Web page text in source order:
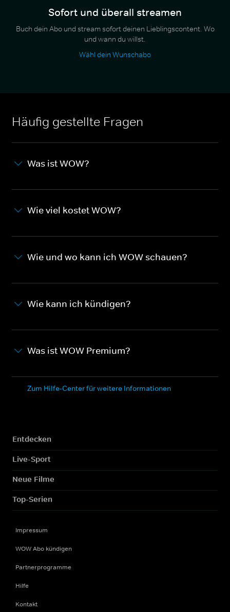
Sofort und überall streamen
Buch dein Abo und stream sofort deinen Lieblingscontent. Wo
und wann du willst.
Wähl dein Wunschabo
Häufig gestellte Fragen
Was ist WOW?
Wie viel kostet WOW?
Wie und wo kann ich WOW schauen?
Wie kann ich kündigen?
Was ist WOW Premium?
Zum Hilfe-Center für weitere Informationen
Entdecken
Live-Sport
Neue Filme
Top-Serien
Impressum
WOW Abo kündigen
Partnerprogramme
Hilfe
Kontakt